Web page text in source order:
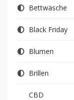
Bettwäsche
Black Friday
Blumen
Brillen
CBD